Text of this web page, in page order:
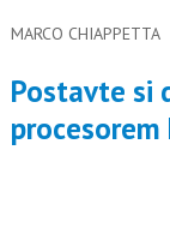
MARCO CHIAPPETTA
Postavte si dokonalý počítač s